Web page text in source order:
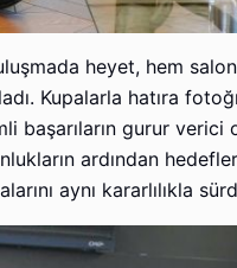
heyet, hem
Kupalarla hatıra
başarıların gurur
ardından
aynı kararlılıkla